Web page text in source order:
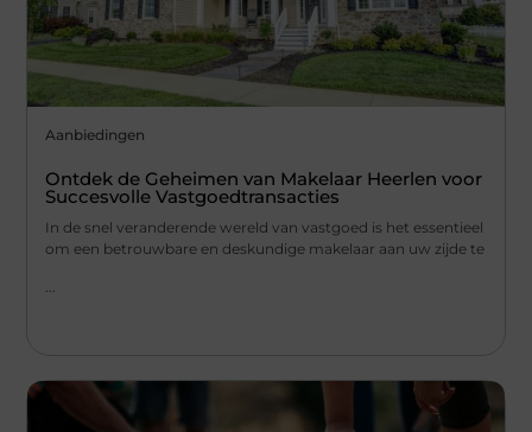
Aanbiedingen
Ontdek de Geheimen van Makelaar Heerlen voor
Succesvolle Vastgoedtransacties
In de snel veranderende wereld van vastgoed is het essentieel
om een betrouwbare en deskundige makelaar aan uw zijde te
...